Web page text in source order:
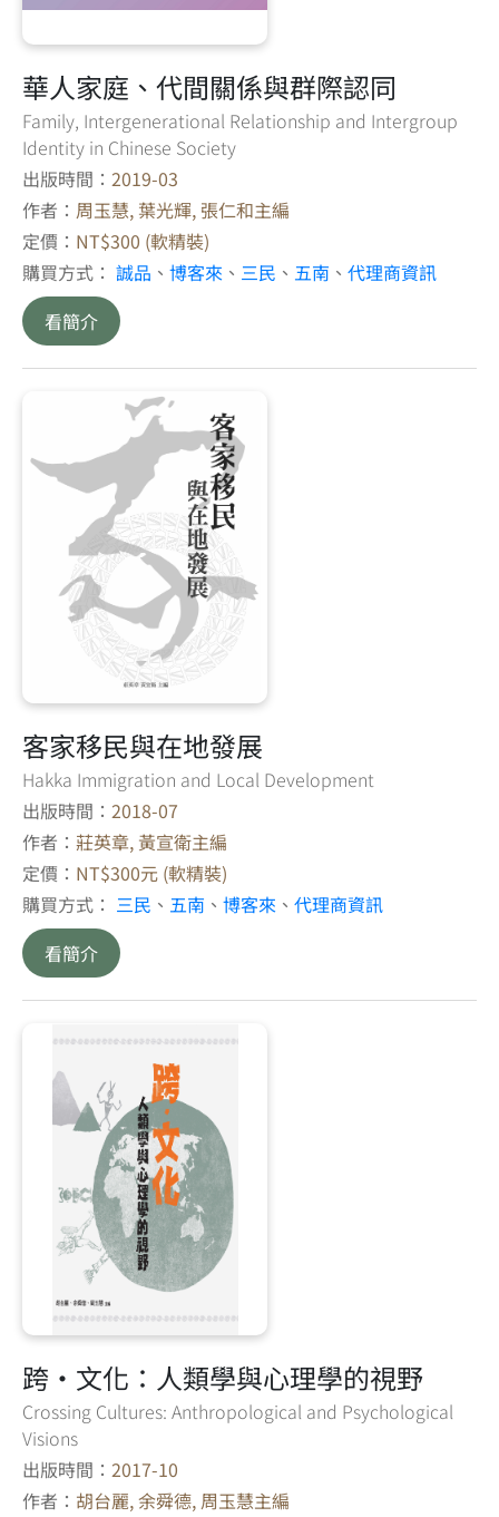
華人家庭、代間關係與群際認同
Family, Intergenerational Relationship and Intergroup
Identity in Chinese Society
出版時間： 2019-03
作者： 周玉慧, 葉光輝, 張仁和主編
定價： NT$300 (軟精裝)
購買方式： 誠品 、 博客來 、 三民 、 五南 、 代理商資訊
看簡介
客家移民與在地發展
Hakka Immigration and Local Development
出版時間： 2018-07
作者： 莊英章, 黃宣衛主編
定價： NT$300元 (軟精裝)
購買方式： 三民 、 五南 、 博客來 、 代理商資訊
看簡介
跨‧文化：人類學與心理學的視野
Crossing Cultures: Anthropological and Psychological
Visions
出版時間： 2017-10
作者： 胡台麗, 余舜德, 周玉慧主編